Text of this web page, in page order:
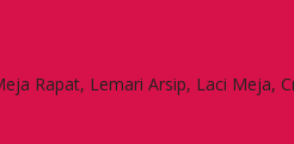
Rapat, Lemari Arsip, Laci Meja,